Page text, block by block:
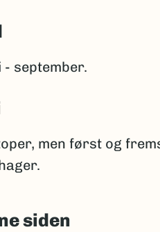
- september.
men først og
siden